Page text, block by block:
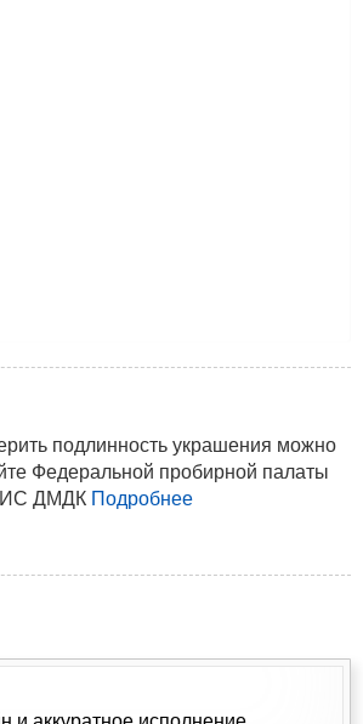
подлинность украшения можно
Федеральной пробирной палаты
ДМДК Подробнее